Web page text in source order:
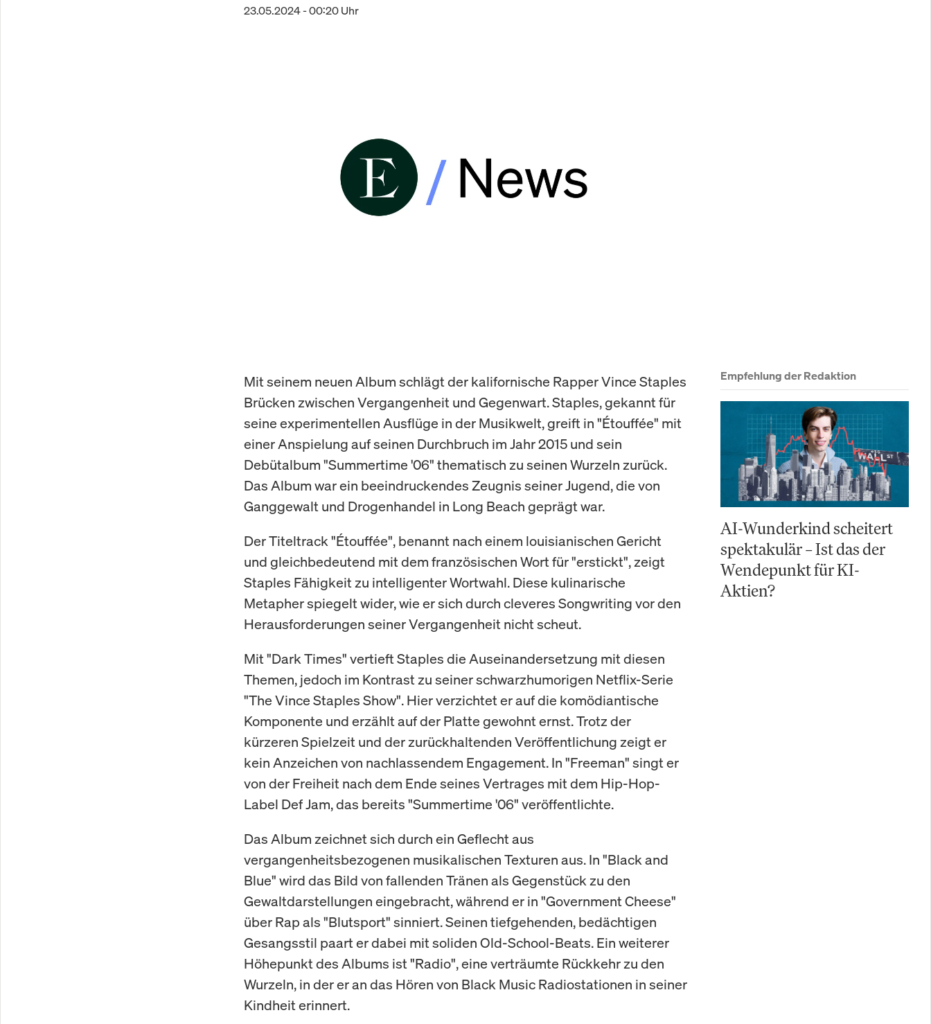
23.05.2024 - 00:20 Uhr
Mit seinem neuen Album schlägt der kalifornische Rapper Vince Staples
Brücken zwischen Vergangenheit und Gegenwart. Staples, gekannt für
seine experimentellen Ausflüge in der Musikwelt, greift in "Étouffée" mit
einer Anspielung auf seinen Durchbruch im Jahr 2015 und sein
Debütalbum "Summertime '06" thematisch zu seinen Wurzeln zurück.
Das Album war ein beeindruckendes Zeugnis seiner Jugend, die von
Ganggewalt und Drogenhandel in Long Beach geprägt war.
Der Titeltrack "Étouffée", benannt nach einem louisianischen Gericht
und gleichbedeutend mit dem französischen Wort für "erstickt", zeigt
Staples Fähigkeit zu intelligenter Wortwahl. Diese kulinarische
Metapher spiegelt wider, wie er sich durch cleveres Songwriting vor den
Herausforderungen seiner Vergangenheit nicht scheut.
Mit "Dark Times" vertieft Staples die Auseinandersetzung mit diesen
Themen, jedoch im Kontrast zu seiner schwarzhumorigen Netflix-Serie
"The Vince Staples Show". Hier verzichtet er auf die komödiantische
Komponente und erzählt auf der Platte gewohnt ernst. Trotz der
kürzeren Spielzeit und der zurückhaltenden Veröffentlichung zeigt er
kein Anzeichen von nachlassendem Engagement. In "Freeman" singt er
von der Freiheit nach dem Ende seines Vertrages mit dem Hip-Hop-
Label Def Jam, das bereits "Summertime '06" veröffentlichte.
Das Album zeichnet sich durch ein Geflecht aus
vergangenheitsbezogenen musikalischen Texturen aus. In "Black and
Blue" wird das Bild von fallenden Tränen als Gegenstück zu den
Gewaltdarstellungen eingebracht, während er in "Government Cheese"
über Rap als "Blutsport" sinniert. Seinen tiefgehenden, bedächtigen
Gesangsstil paart er dabei mit soliden Old-School-Beats. Ein weiterer
Höhepunkt des Albums ist "Radio", eine verträumte Rückkehr zu den
Wurzeln, in der er an das Hören von Black Music Radiostationen in seiner
Kindheit erinnert.
Empfehlung der Redaktion
AI-Wunderkind scheitert
spektakulär – Ist das der
Wendepunkt für KI-
Aktien?